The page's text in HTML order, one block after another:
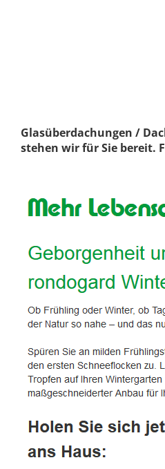
Glasüberdachungen /
stehen wir für Sie bereit.